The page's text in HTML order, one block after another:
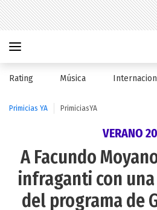
Rating Música
Primicias YA PrimiciasYA
VERANO
A Facundo
infraganti con
del programa de